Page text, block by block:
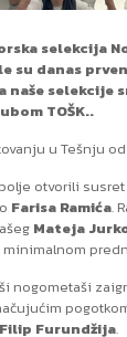
selekcija
su danas
naše selekcije
TOŠK..
u Tešnju
otvorili
Farisa Ramića.
Mateja
nogometaši
Filip Furundžija.